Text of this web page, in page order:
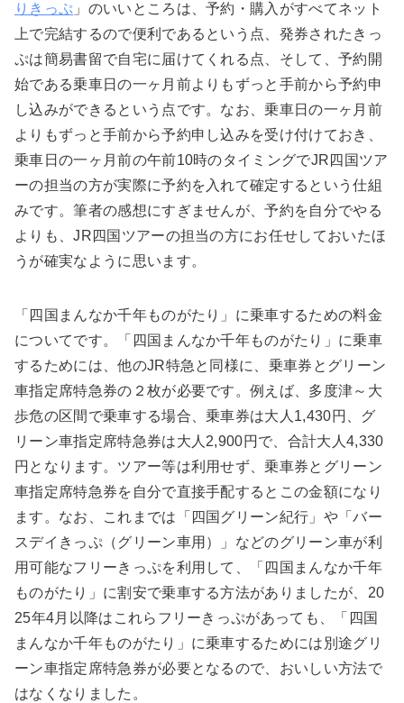
りきっぷ 」のいいところは、予約・購入がすべてネット
上で完結するので便利であるという点、発券されたきっ
ぷは簡易書留で自宅に届けてくれる点、そして、予約開
始である乗車日の一ヶ月前よりもずっと手前から予約申
し込みができるという点です。なお、乗車日の一ヶ月前
よりもずっと手前から予約申し込みを受け付けておき、
乗車日の一ヶ月前の午前10時のタイミングでJR四国ツア
ーの担当の方が実際に予約を入れて確定するという仕組
みです。筆者の感想にすぎませんが、予約を自分でやる
よりも、JR四国ツアーの担当の方にお任せしておいたほ
うが確実なように思います。
「四国まんなか千年ものがたり」に乗車するための料金
についてです。「四国まんなか千年ものがたり」に乗車
するためには、他のJR特急と同様に、乗車券とグリーン
車指定席特急券の２枚が必要です。例えば、多度津～大
歩危の区間で乗車する場合、乗車券は大人1,430円、グ
リーン車指定席特急券は大人2,900円で、合計大人4,330
円となります。ツアー等は利用せず、乗車券とグリーン
車指定席特急券を自分で直接手配するとこの金額になり
ます。なお、これまでは「四国グリーン紀行」や「バー
スデイきっぷ（グリーン車用）」などのグリーン車が利
用可能なフリーきっぷを利用して、「四国まんなか千年
ものがたり」に割安で乗車する方法がありましたが、20
25年4月以降はこれらフリーきっぷがあっても、「四国
まんなか千年ものがたり」に乗車するためには別途グリ
ーン車指定席特急券が必要となるので、おいしい方法で
はなくなりました。